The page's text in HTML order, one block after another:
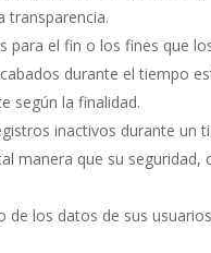
transparencia.
para el fin o los fines que
durante el tiempo
según la finalidad.
inactivos durante un
manera que su seguridad,
los datos de sus